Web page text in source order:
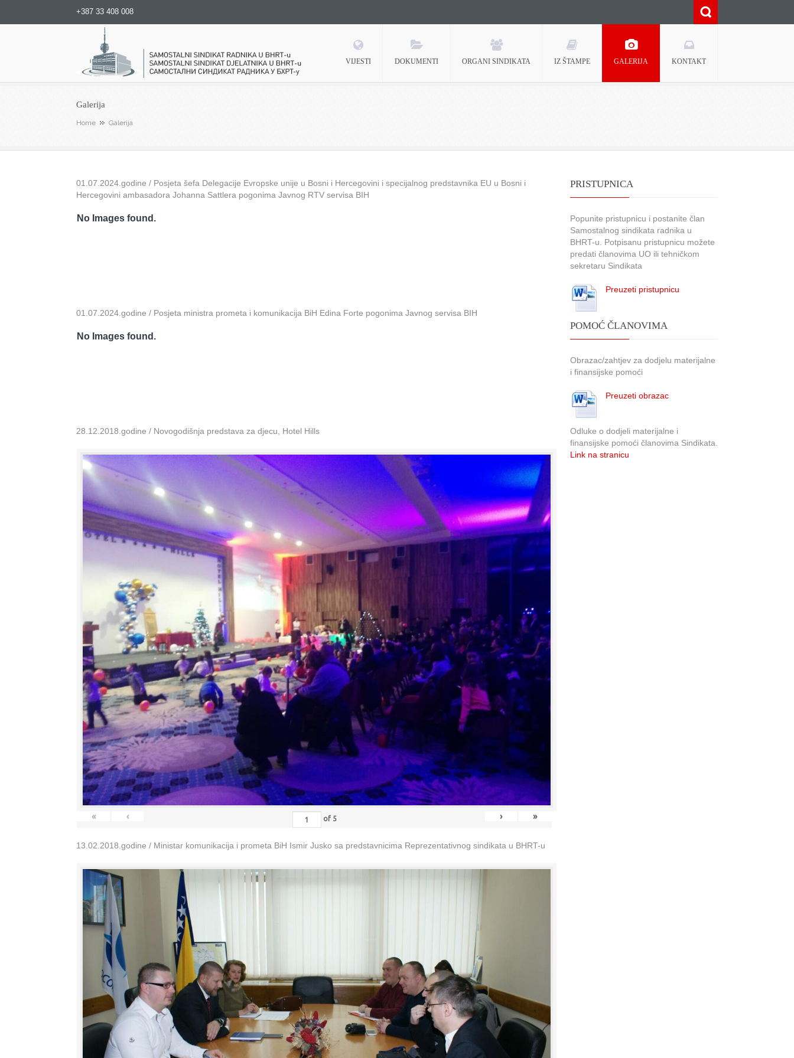
+387 33 408 008
Samostalni sindikat radnika u BHRT-u
VIJESTI DOKUMENTI ORGANI SINDIKATA IZ ŠTAMPE GALERIJA KONTAKT
Galerija
Home Galerija
01.07.2024.godine / Posjeta šefa Delegacije Evropske unije u Bosni i Hercegovini i specijalnog predstavnika EU u Bosni i
Hercegovini ambasadora Johanna Sattlera pogonima Javnog RTV servisa BIH
No Images found.
01.07.2024.godine / Posjeta ministra prometa i komunikacija BiH Edina Forte pogonima Javnog servisa BIH
No Images found.
28.12.2018.godine / Novogodišnja predstava za djecu, Hotel Hills
« ‹ of 5 › »
13.02.2018.godine / Ministar komunikacija i prometa BiH Ismir Jusko sa predstavnicima Reprezentativnog sindikata u BHRT-u
PRISTUPNICA
Popunite pristupnicu i postanite član
Samostalnog sindikata radnika u
BHRT-u. Potpisanu pristupnicu možete
predati članovima UO ili tehničkom
sekretaru Sindikata
Preuzeti pristupnicu
POMOĆ ČLANOVIMA
Obrazac/zahtjev za dodjelu materijalne
i finansijske pomoći
Preuzeti obrazac
Odluke o dodjeli materijalne i
finansijske pomoći članovima Sindikata.
Link na stranicu